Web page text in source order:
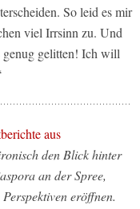
So leid es mir
viel Irrsinn zu. Und
genug gelitten! Ich will
aus
den Blick hinter
an der Spree,
eröffnen.